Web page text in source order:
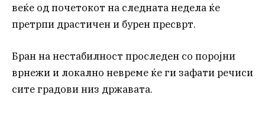
веќе од почетокот на следната недела ќе
претрпи драстичен и бурен пресврт.
Бран на нестабилност проследен со поројни
врнежи и локално невреме ќе ги зафати речиси
сите градови низ државата.